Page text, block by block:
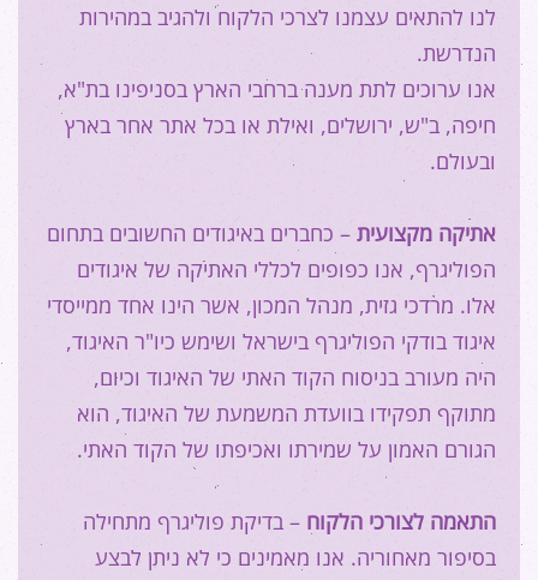
לנו להתאים עצמנו לצרכי הלקוח ולהגיב במהירות
הנדרשת.
אנו ערוכים לתת מענה ברחבי הארץ בסניפינו בת"א,
חיפה, ב"ש, ירושלים, ואילת או בכל אתר אחר בארץ
ובעולם.
אתיקה מקצועית – כחברים באיגודים החשובים בתחום
הפוליגרף, אנו כפופים לכללי האתיקה של איגודים
אלו. מרדכי גזית, מנהל המכון, אשר הינו אחד ממייסדי
איגוד בודקי הפוליגרף בישראל ושימש כיו"ר האיגוד,
היה מעורב בניסוח הקוד האתי של האיגוד וכיום,
מתוקף תפקידו בוועדת המשמעת של האיגוד, הוא
הגורם האמון על שמירתו ואכיפתו של הקוד האתי.
התאמה לצורכי הלקוח – בדיקת פוליגרף מתחילה
בסיפור מאחוריה. אנו מאמינים כי לא ניתן לבצע